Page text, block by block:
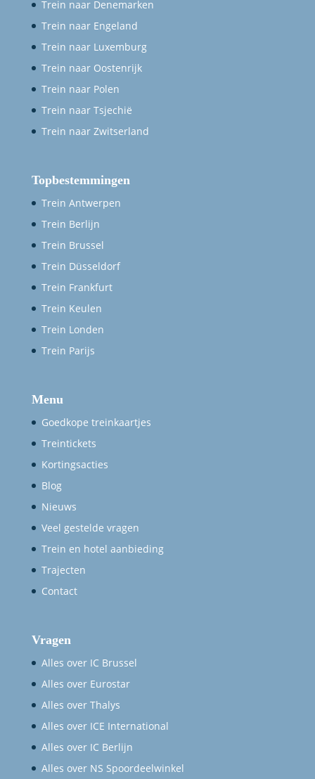
Trein naar Denemarken
Trein naar Engeland
Trein naar Luxemburg
Trein naar Oostenrijk
Trein naar Polen
Trein naar Tsjechië
Trein naar Zwitserland
Topbestemmingen
Trein Antwerpen
Trein Berlijn
Trein Brussel
Trein Düsseldorf
Trein Frankfurt
Trein Keulen
Trein Londen
Trein Parijs
Menu
Goedkope treinkaartjes
Treintickets
Kortingsacties
Blog
Nieuws
Veel gestelde vragen
Trein en hotel aanbieding
Trajecten
Contact
Vragen
Alles over IC Brussel
Alles over Eurostar
Alles over Thalys
Alles over ICE International
Alles over IC Berlijn
Alles over NS Spoordeelwinkel